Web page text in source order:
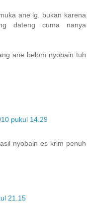
ane lg. bukan karena
dateng cuma nanya
ane belom nyobain tuh
pukul 14.29
nyobain es krim penuh
21.15